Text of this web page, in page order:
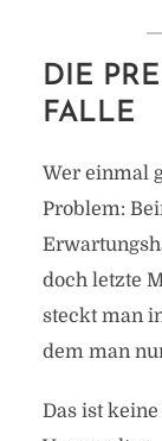
DIE
FALLE
Wer einmal
Problem:
doch letzte
steckt man
dem man
Das ist